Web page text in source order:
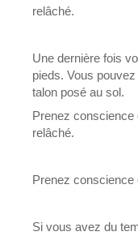
relâché.
Une dernière fois
pieds. Vous
talon posé au sol.
Prenez conscience
relâché.
Prenez conscience
Si vous avez du